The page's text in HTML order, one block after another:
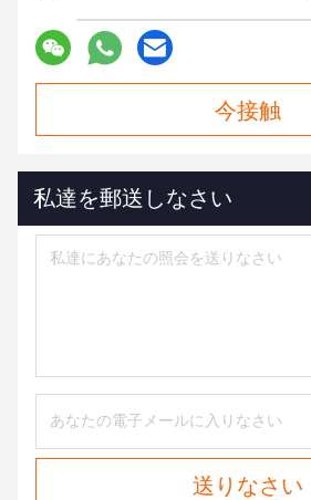
今接触
私達を郵送しなさい
送りなさい